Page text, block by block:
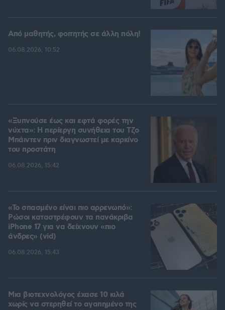
Από μαθητής, φοιτητής σε άλλη πόλη!
06.08.2026, 10:52
«Ξυπνούσε έως και εφτά φορές την
νύχτα»: Η περίεργη συνήθεια του Τζο
Μπάιντεν πριν διαγνωστεί με καρκίνο
του προστάτη
06.08.2026, 15:42
«Το σπασμένο είναι πιο αρρενωπό»:
Ρώσοι καταστρέφουν τα πανάκριβα
iPhone 17 για να δείχνουν «πιο
άνδρες» (vid)
06.08.2026, 15:43
Μια βιοτεχνολόγος έχασε 10 κιλά
χωρίς να στερηθεί το αγαπημένο της